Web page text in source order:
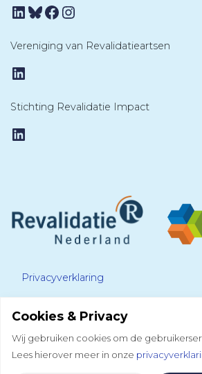
Cookies & Privacy
Wij gebruiken cookies om de
Lees hierover meer in onze
LinkedIn
Bluesky
Facebook
Instagram
Vereniging van Revalidatieartsen
LinkedIn
Stichting Revalidatie Impact
LinkedIn
Privacyverklaring
Disclaimer
Colofon